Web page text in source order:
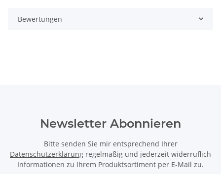
Bewertungen
Newsletter Abonnieren
Bitte senden Sie mir entsprechend Ihrer
Datenschutzerklärung regelmäßig und jederzeit widerruflich
Informationen zu Ihrem Produktsortiment per E-Mail zu.